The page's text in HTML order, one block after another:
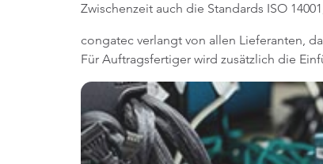
Zwischenzeit auch die Standards ISO
congatec verlangt von allen Lieferanten,
Für Auftragsfertiger wird zusätzlich die